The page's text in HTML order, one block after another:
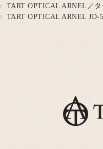
TART OPTICAL ARNEL／
TART OPTICAL ARNEL